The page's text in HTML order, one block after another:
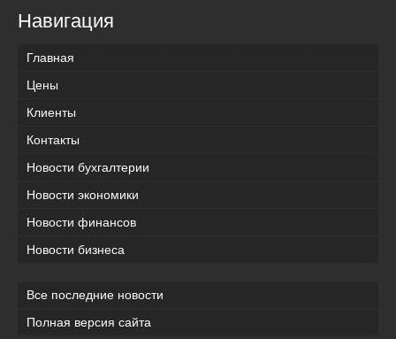
Навигация
Главная
Цены
Клиенты
Контакты
Новости бухгалтерии
Новости экономики
Новости финансов
Новости бизнеса
Все последние новости
Полная версия сайта